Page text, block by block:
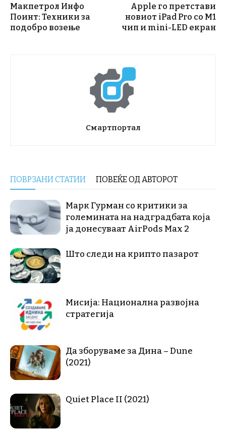
Макпетрол Инфо
Поинт: Техники за
подобро возење
Apple го претстави
новиот iPad Pro со М1
чип и mini-LED екран
Смартпортал
ПОВРЗАНИ СТАТИИ ПОВЕЌЕ ОД АВТОРОТ
Марк Гурман со критики за
големината на надградбата која
ја донесуваат AirPods Max 2
Што следи на крипто пазарот
Мисија: Национална развојна
стратегија
Да зборуваме за Дина – Dune
(2021)
Quiet Place II (2021)